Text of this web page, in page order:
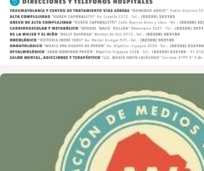
Asociación de Medios Vecinales